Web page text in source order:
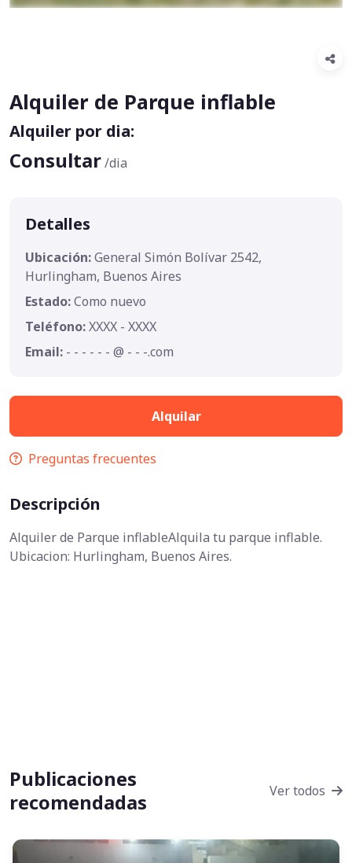
Alquiler de Parque inflable
Alquiler por dia:
Consultar/dia
Detalles
Ubicación:General Simón Bolívar 2542,
Hurlingham, Buenos Aires
Estado:Como nuevo
Teléfono:XXXX - XXXX
Email: - - - - - - @ - - -.com
Alquilar
Preguntas frecuentes
Descripción
Alquiler de Parque inflableAlquila tu parque inflable.
Ubicacion: Hurlingham, Buenos Aires.
Publicaciones
recomendadas
Ver todos